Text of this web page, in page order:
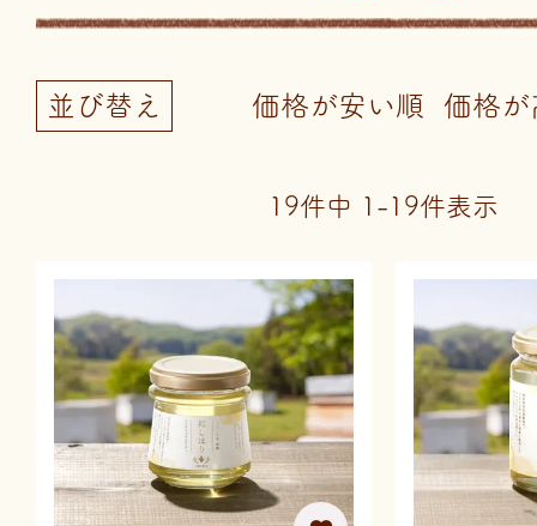
並び替え 価格が安い順 価格
19件中 1 -19件表示